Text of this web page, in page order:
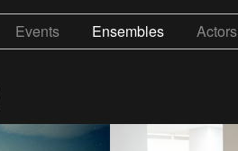
Events Ensembles Actors